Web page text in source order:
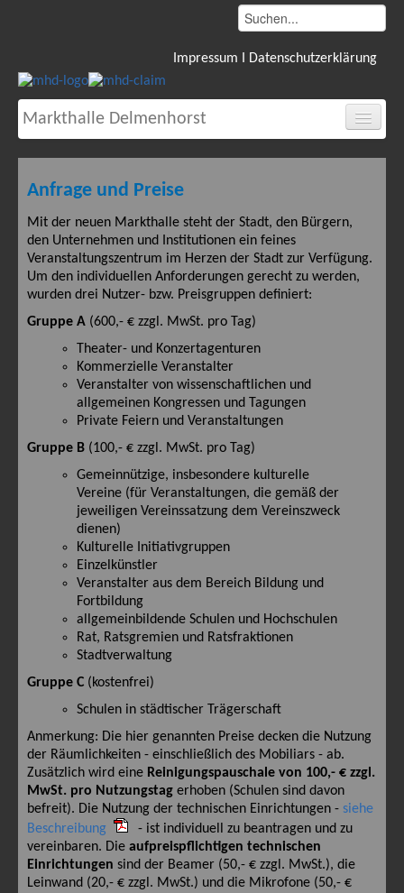
Impressum I Datenschutzerklärung
Markthalle Delmenhorst
Ansichten
Lage
Preise
Veranstaltungen
Kalender
Historie
Service
360° Panorama
Anfrage und Preise
Mit der neuen Markthalle steht der Stadt, den Bürgern,
den Unternehmen und Institutionen ein feines
Veranstaltungszentrum im Herzen der Stadt zur Verfügung.
Um den individuellen Anforderungen gerecht zu werden,
wurden drei Nutzer- bzw. Preisgruppen definiert:
Gruppe A (600,- € zzgl. MwSt. pro Tag)
Theater- und Konzertagenturen
Kommerzielle Veranstalter
Veranstalter von wissenschaftlichen und
allgemeinen Kongressen und Tagungen
Private Feiern und Veranstaltungen
Gruppe B (100,- € zzgl. MwSt. pro Tag)
Gemeinnützige, insbesondere kulturelle
Vereine (für Veranstaltungen, die gemäß der
jeweiligen Vereinssatzung dem Vereinszweck
dienen)
Kulturelle Initiativgruppen
Einzelkünstler
Veranstalter aus dem Bereich Bildung und
Fortbildung
allgemeinbildende Schulen und Hochschulen
Rat, Ratsgremien und Ratsfraktionen
Stadtverwaltung
Gruppe C (kostenfrei)
Schulen in städtischer Trägerschaft
Anmerkung: Die hier genannten Preise decken die Nutzung
der Räumlichkeiten - einschließlich des Mobiliars - ab.
Zusätzlich wird eine Reinigungspauschale von 100,- € zzgl.
MwSt. pro Nutzungstag erhoben (Schulen sind davon
befreit). Die Nutzung der technischen Einrichtungen - siehe
Beschreibung
- ist individuell zu beantragen und zu
vereinbaren. Die aufpreispflichtigen technischen
Einrichtungen sind der Beamer (50,- € zzgl. MwSt.), die
Leinwand (20,- € zzgl. MwSt.) und die Mikrofone (50,- €